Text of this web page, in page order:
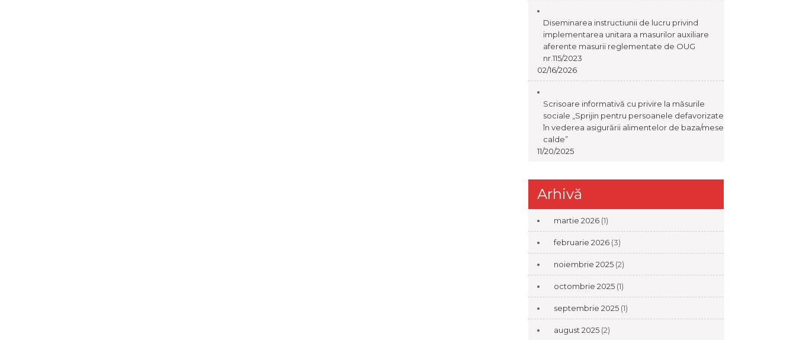
Diseminarea instructiunii de lucru privind
implementarea unitara a masurilor auxiliare
aferente masurii reglementate de OUG
nr.115/2023
02/16/2026
Scrisoare informativă cu privire la măsurile
sociale „Sprijin pentru persoanele defavorizate
în vederea asigurării alimentelor de baza/mese
calde”
11/20/2025
Arhivă
martie 2026 (1)
februarie 2026 (3)
noiembrie 2025 (2)
octombrie 2025 (1)
septembrie 2025 (1)
august 2025 (2)